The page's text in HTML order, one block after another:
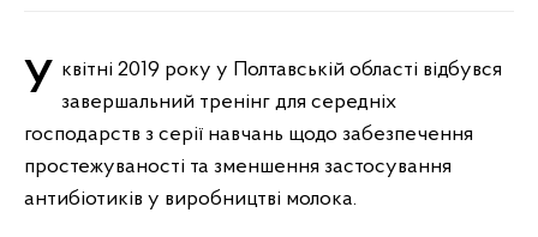
У квітні 2019 року у Полтавській області відбувся завершальний тренінг для середніх
господарств з серії навчань щодо забезпечення
простежуваності та зменшення застосування
антибіотиків у виробництві молока.